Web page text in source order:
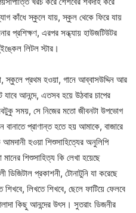
কাঁধে স্কুলে যায়, স্কুল থেকে ফিরে যায়
প্রশিক্ষণ, এরপর সন্ধ্যায় হাউজটিউটর
লিটল স্টার।
প্রথম হওয়া, গানে আব্বাসউদ্দিন আর
আনন্দে, এতসব হয়ে উঠবার চাপের
সময়, সে নিজের মতো জীবনটা উপভোগ
প্রাণান্ত হতে হয় আমাকে, বাজারে
হওয়া শিশুসাহিত্যের অনুলিপি
শিশুসাহিত্য কি লেখা হয়েছে
ডিজিটাল প্রকাশনী, টোনাটুনি যা করেছে
লিখতে শিখবে, ছেলে ফাটিয়ে ফেলবে
কিছু আনন্দের উৎস। সুতরাং ডিজনীর